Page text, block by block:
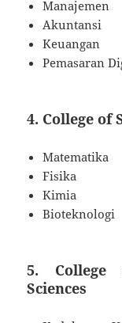
Manajemen
Akuntansi
Keuangan
Pemasaran
4. College of
Matematika
Fisika
Kimia
Bioteknologi
5.
Sciences